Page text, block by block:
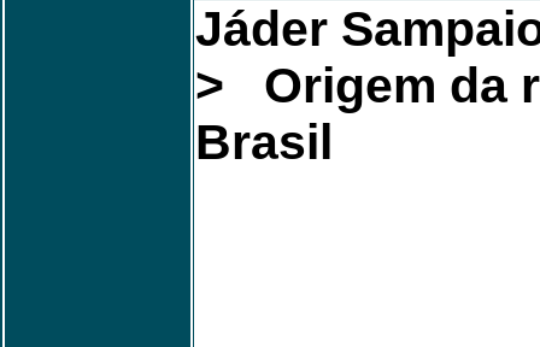
Jáder
> Origem da
Brasil